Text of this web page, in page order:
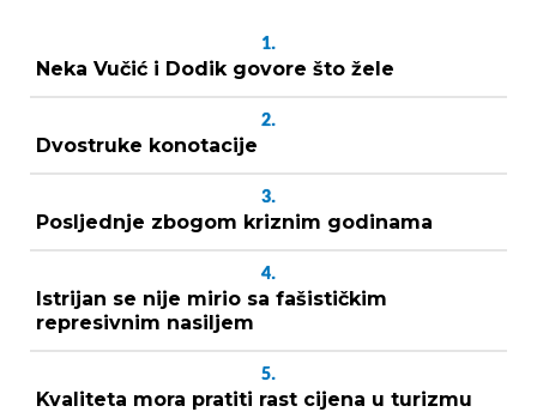
1.
Neka Vučić i Dodik govore što žele
2.
Dvostruke konotacije
3.
Posljednje zbogom kriznim godinama
4.
Istrijan se nije mirio sa fašističkim
represivnim nasiljem
5.
Kvaliteta mora pratiti rast cijena u turizmu